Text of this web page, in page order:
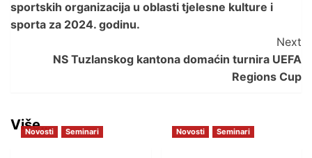
sportskih organizacija u oblasti tjelesne kulture i
sporta za 2024. godinu.
Next
NS Tuzlanskog kantona domaćin turnira UEFA
Regions Cup
Više…
Novosti Seminari Novosti Seminari